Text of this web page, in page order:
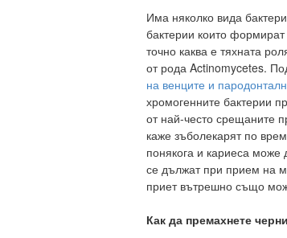
Има няколко вида
бактерии които
точно каква е тяхната
от рода Actinomycetes.
на венците и
хромогенните бактерии
от най-често срещаните
каже зъболекарят по
понякога и кариеса може
се дължат при прием на
приет вътрешно също
Как да премахнете